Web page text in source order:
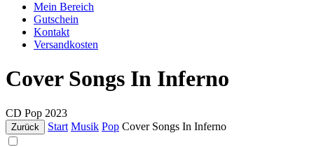
Mein Bereich
Gutschein
Kontakt
Versandkosten
Cover Songs In Inferno
CD Pop 2023
Zurück Start Musik Pop Cover Songs In Inferno